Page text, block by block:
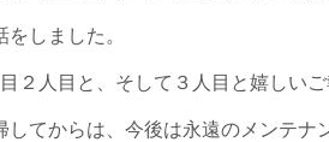
をしました。
２人目と、そして３人目と嬉しい
してからは、今後は永遠のメンテナ